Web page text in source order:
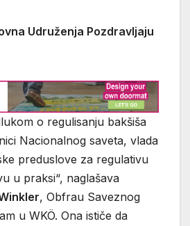
Udruženja Pozdravljaju
o regulisanju bakšiša
Nacionalnog saveta, vlada
preduslove za regulativu
u praksi“, naglašava
, Obfrau Saveznog
u WKÖ. Ona ističe da